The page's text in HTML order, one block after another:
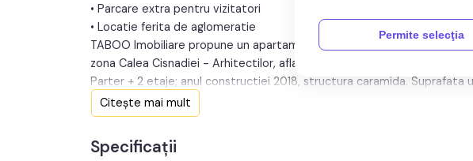
• Parcare extra pentru vizitatori
• Locatie ferita de aglomeratie
TABOO Imobiliare propune un apartament de vanzare cu 3 camere,
zona Calea Cisnadiei - Arhitectilor, aflat la etajul Parter intr -un imobil
Parter + 2 etaje; anul constructiei 2018, structura caramida. Suprafata
Apartamentul este structurat astfel:
• Bucatarie;
Citește mai mult
Specificații
Permite selecţia